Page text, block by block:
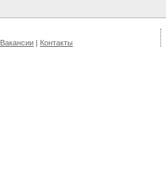
Вакансии | Контакты